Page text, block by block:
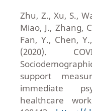
Zhu, Z., Xu, S.,
Miao, J., Zhang,
Fan, Y., Chen,
(2020).
support
immediate
healthcare